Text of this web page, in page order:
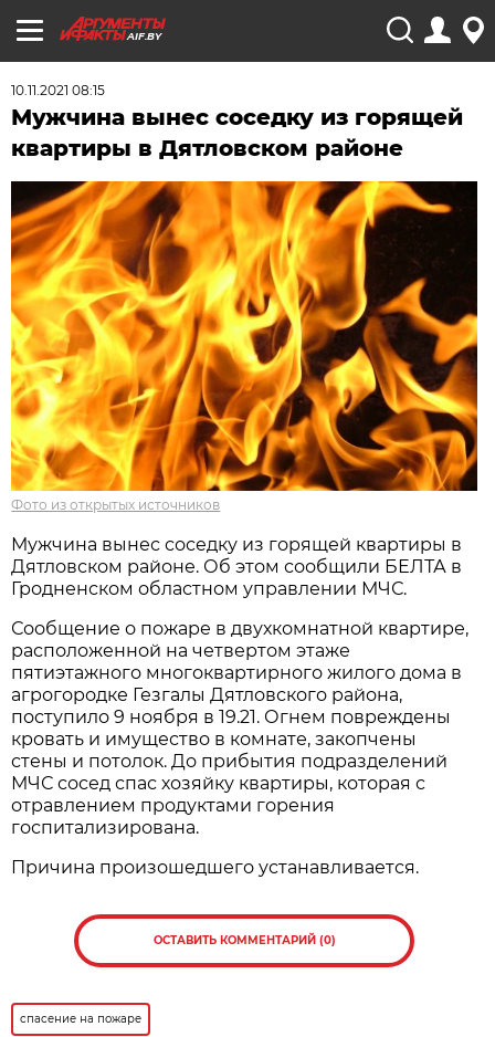
AIF.BY
10.11.2021 08:15
Мужчина вынес соседку из горящей
квартиры в Дятловском районе
Фото из открытых источников
Мужчина вынес соседку из горящей квартиры в
Дятловском районе. Об этом сообщили БЕЛТА в
Гродненском областном управлении МЧС.
Сообщение о пожаре в двухкомнатной квартире,
расположенной на четвертом этаже
пятиэтажного многоквартирного жилого дома в
агрогородке Гезгалы Дятловского района,
поступило 9 ноября в 19.21. Огнем повреждены
кровать и имущество в комнате, закопчены
стены и потолок. До прибытия подразделений
МЧС сосед спас хозяйку квартиры, которая с
отравлением продуктами горения
госпитализирована.
Причина произошедшего устанавливается.
ОСТАВИТЬ КОММЕНТАРИЙ (0)
спасение на пожаре